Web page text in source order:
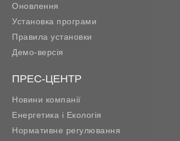
Оновлення
Установка програми
Правила установки
Демо-версія
ПРЕС-ЦЕНТР
Новини компанії
Енергетика і Екологія
Нормативне регулювання